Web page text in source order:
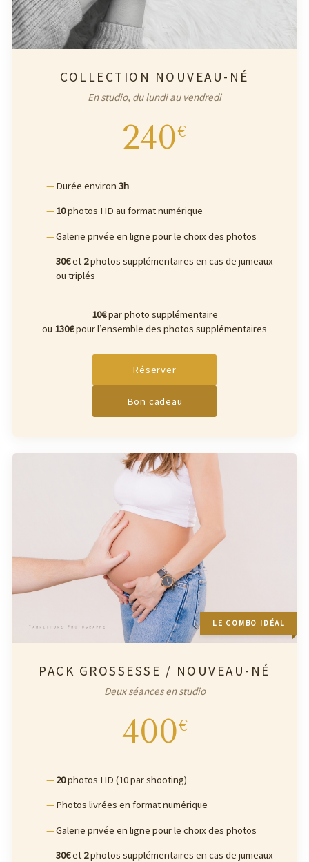
COLLECTION NOUVEAU-NÉ
En studio, du lundi au vendredi
240€
Durée environ3h
10photos HD au format numérique
Galerie privée en ligne pour le choix des photos
30€et 2photos supplémentaires en cas de jumeaux
ou triplés
10€par photo supplémentaire
ou 130€pour l’ensemble des photos supplémentaires
Réserver
Bon cadeau
LE COMBO IDÉAL
PACK GROSSESSE / NOUVEAU-NÉ
Deux séances en studio
400€
20photos HD (10 par shooting)
Photos livrées en format numérique
Galerie privée en ligne pour le choix des photos
30€et 2photos supplémentaires en cas de jumeaux